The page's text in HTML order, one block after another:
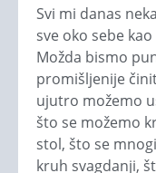
Svi mi danas
sve oko sebe
Možda bismo
promišljenije
ujutro možemo
što se možemo
stol, što se
kruh svagdanji,